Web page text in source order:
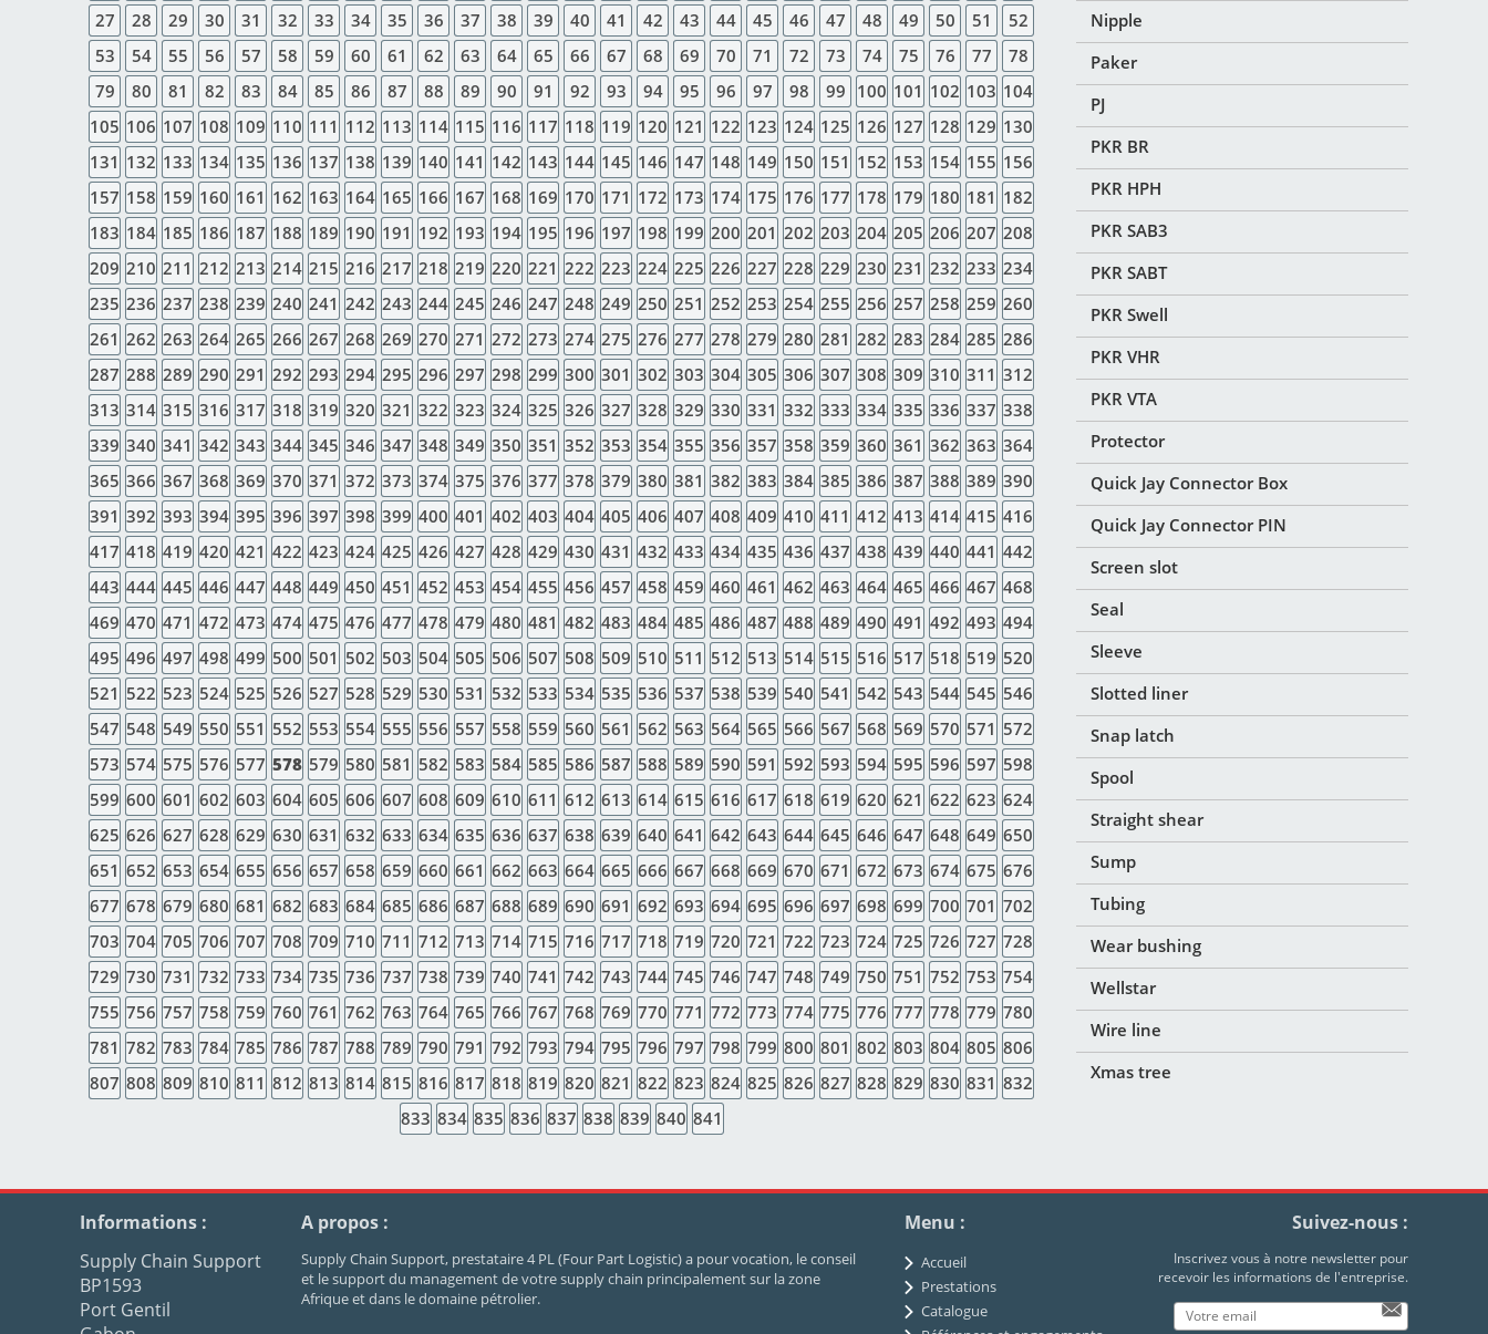
27
28 29 30 31 32 33 34 35 36 37 38 39 40 41 42 43 44 45 46 47 48 49 50 51
52
53
54 55 56 57 58 59 60 61 62 63 64 65 66 67 68 69 70 71 72 73 74 75 76 77
78
79
80 81 82 83 84 85 86 87 88 89 90 91 92 93 94 95 96 97 98 99 100 101 102 103 104
105 106 107 108 109 110 111 112 113 114 115 116 117 118 119 120 121 122 123 124 125 126 127 128 129 130
131 132 133 134 135 136 137 138 139 140 141 142 143 144 145 146 147 148 149 150 151 152 153 154 155 156
157 158 159 160 161 162 163 164 165 166 167 168 169 170 171 172 173 174 175 176 177 178 179 180 181 182
183 184 185 186 187 188 189 190 191 192 193 194 195 196 197 198 199 200 201 202 203 204 205 206 207 208
209 210 211 212 213 214 215 216 217 218 219 220 221 222 223 224 225 226 227 228 229 230 231 232 233 234
235 236 237 238 239 240 241 242 243 244 245 246 247 248 249 250 251 252 253 254 255 256 257 258 259 260
261 262 263 264 265 266 267 268 269 270 271 272 273 274 275 276 277 278 279 280 281 282 283 284 285 286
287 288 289 290 291 292 293 294 295 296 297 298 299 300 301 302 303 304 305 306 307 308 309 310 311 312
313 314 315 316 317 318 319 320 321 322 323 324 325 326 327 328 329 330 331 332 333 334 335 336 337 338
339 340 341 342 343 344 345 346 347 348 349 350 351 352 353 354 355 356 357 358 359 360 361 362 363 364
365 366 367 368 369 370 371 372 373 374 375 376 377 378 379 380 381 382 383 384 385 386 387 388 389 390
391 392 393 394 395 396 397 398 399 400 401 402 403 404 405 406 407 408 409 410 411 412 413 414 415 416
417 418 419 420 421 422 423 424 425 426 427 428 429 430 431 432 433 434 435 436 437 438 439 440 441 442
443 444 445 446 447 448 449 450 451 452 453 454 455 456 457 458 459 460 461 462 463 464 465 466 467 468
469 470 471 472 473 474 475 476 477 478 479 480 481 482 483 484 485 486 487 488 489 490 491 492 493 494
495 496 497 498 499 500 501 502 503 504 505 506 507 508 509 510 511 512 513 514 515 516 517 518 519 520
521 522 523 524 525 526 527 528 529 530 531 532 533 534 535 536 537 538 539 540 541 542 543 544 545 546
547 548 549 550 551 552 553 554 555 556 557 558 559 560 561 562 563 564 565 566 567 568 569 570 571 572
573 574 575 576 577 578 579 580 581 582 583 584 585 586 587 588 589 590 591 592 593 594 595 596 597 598
599 600 601 602 603 604 605 606 607 608 609 610 611 612 613 614 615 616 617 618 619 620 621 622 623 624
625 626 627 628 629 630 631 632 633 634 635 636 637 638 639 640 641 642 643 644 645 646 647 648 649 650
651 652 653 654 655 656 657 658 659 660 661 662 663 664 665 666 667 668 669 670 671 672 673 674 675 676
677 678 679 680 681 682 683 684 685 686 687 688 689 690 691 692 693 694 695 696 697 698 699 700 701 702
703 704 705 706 707 708 709 710 711 712 713 714 715 716 717 718 719 720 721 722 723 724 725 726 727 728
729 730 731 732 733 734 735 736 737 738 739 740 741 742 743 744 745 746 747 748 749 750 751 752 753 754
755 756 757 758 759 760 761 762 763 764 765 766 767 768 769 770 771 772 773 774 775 776 777 778 779 780
781 782 783 784 785 786 787 788 789 790 791 792 793 794 795 796 797 798 799 800 801 802 803 804 805 806
807 808 809 810 811 812 813 814 815 816 817 818 819 820 821 822 823 824 825 826 827 828 829 830 831 832
833 834 835 836 837 838 839 840 841
Nipple
Paker
PJ
PKR BR
PKR HPH
PKR SAB3
PKR SABT
PKR Swell
PKR VHR
PKR VTA
Protector
Quick Jay Connector Box
Quick Jay Connector PIN
Screen slot
Seal
Sleeve
Slotted liner
Snap latch
Spool
Straight shear
Sump
Tubing
Wear bushing
Wellstar
Wire line
Xmas tree
Informations :
Supply Chain Support
BP1593
Port Gentil
A propos :
Supply Chain Support, prestataire 4 PL (Four Part Logistic) a pour vocation, le conseil
et le support du management de votre supply chain principalement sur la zone
Afrique et dans le domaine pétrolier.
Menu :
Accueil
Prestations
Catalogue
Suivez-nous :
Inscrivez vous à notre newsletter pour
recevoir les informations de l'entreprise.